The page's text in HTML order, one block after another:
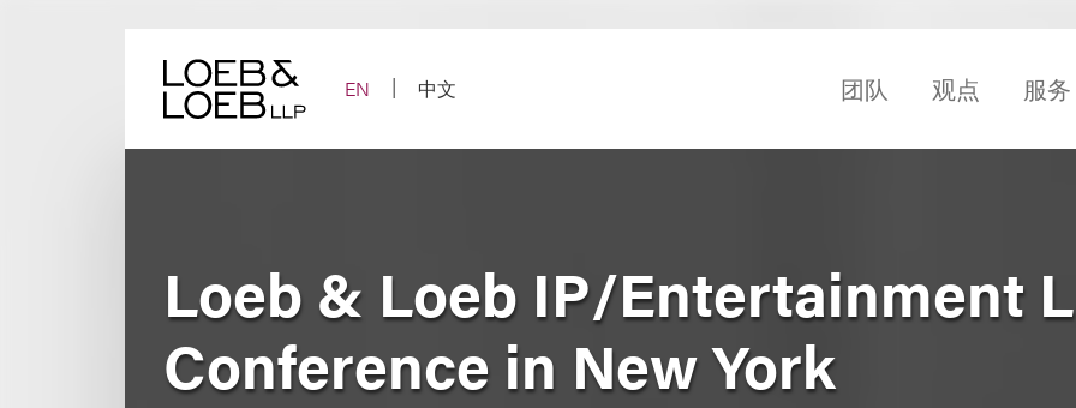
EN
中文 团队 观点 服务
Loeb & Loeb IP/Entertainment
Conference in New York